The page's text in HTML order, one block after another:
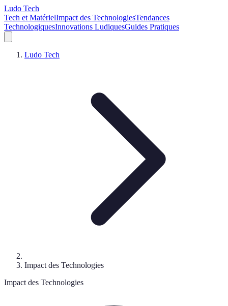
Ludo Tech
Tech et MatérielImpact des TechnologiesTendances
TechnologiquesInnovations LudiquesGuides Pratiques
Ludo Tech
Impact des Technologies
Impact des Technologies